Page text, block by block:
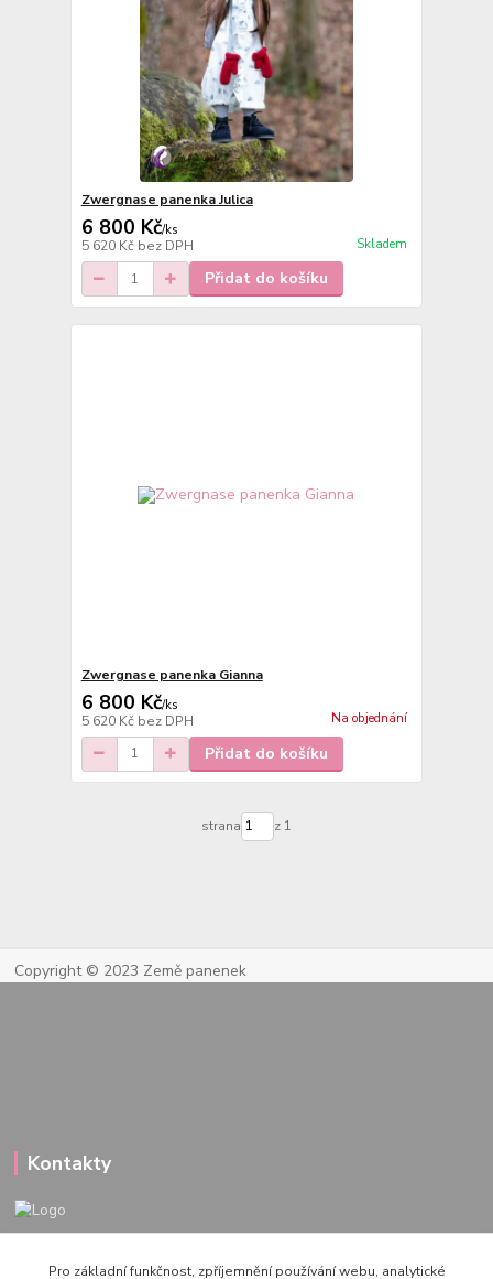
Zwergnase panenka Julica
6 800 Kč/ks
5 620 Kč bez DPH Skladem
Přidat do košíku
Zwergnase panenka Gianna
6 800 Kč/ks
5 620 Kč bez DPH Na objednání
Přidat do košíku
strana z 1
Copyright © 2023 Země panenek
Kontakty
PO-PÁ 10-20h., SO+NE 14-20h.
Pro základní funkčnost, zpříjemnění používání webu, analytické